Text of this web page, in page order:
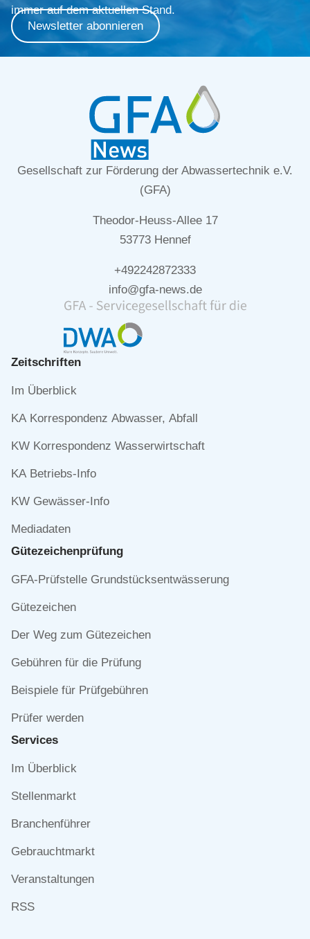
immer auf dem aktuellen Stand.
Newsletter abonnieren
Gesellschaft zur Förderung der Abwassertechnik e.V.
(GFA)
Theodor-Heuss-Allee 17
53773 Hennef
+492242872333
info@gfa-news.de
Zeitschriften
Navigation
Im Überblick
KA Korrespondenz Abwasser, Abfall
KW Korrespondenz Wasserwirtschaft
KA Betriebs-Info
KW Gewässer-Info
Mediadaten
Gütezeichen­prüfung
Navigation
GFA-Prüfstelle Grundstücksentwässerung
Gütezeichen
Der Weg zum Gütezeichen
Gebühren für die Prüfung
Beispiele für Prüfgebühren
Prüfer werden
Services
Navigation
Im Überblick
Stellenmarkt
Branchenführer
Gebrauchtmarkt
Veranstaltungen
RSS